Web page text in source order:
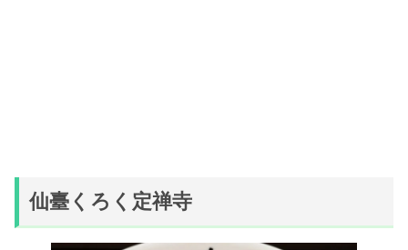
仙臺くろく定禅寺